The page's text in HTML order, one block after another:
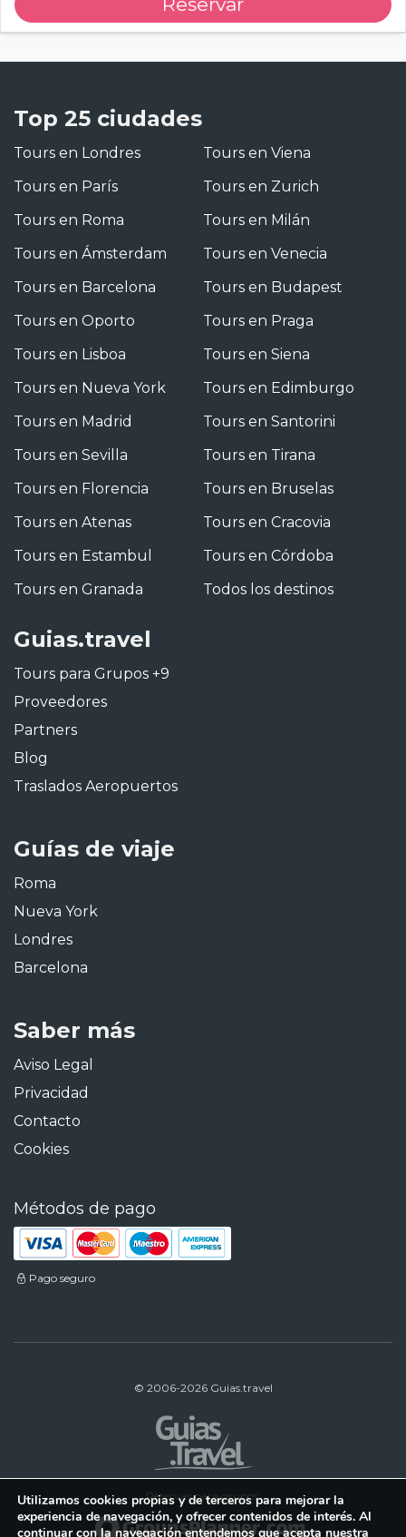
Top 25 ciudades
Tours en Londres
Tours en París
Tours en Roma
Tours en Ámsterdam
Tours en Barcelona
Tours en Oporto
Tours en Lisboa
Tours en Nueva York
Tours en Madrid
Tours en Sevilla
Tours en Florencia
Tours en Atenas
Tours en Estambul
Tours en Granada
Tours en Viena
Tours en Zurich
Tours en Milán
Tours en Venecia
Tours en Budapest
Tours en Praga
Tours en Siena
Tours en Edimburgo
Tours en Santorini
Tours en Tirana
Tours en Bruselas
Tours en Cracovia
Tours en Córdoba
Todos los destinos
Guias.travel
Tours para Grupos +9
Proveedores
Partners
Blog
Traslados Aeropuertos
Guías de viaje
Roma
Nueva York
Londres
Barcelona
Saber más
Aviso Legal
Privacidad
Contacto
Cookies
Métodos de pago
Pago seguro
© 2006-2026 Guias.travel
Reservas para grupos:
Utilizamos cookies propias y de terceros para mejorar la
experiencia de navegación, y ofrecer contenidos de interés. Al
continuar con la navegación entendemos que acepta nuestra